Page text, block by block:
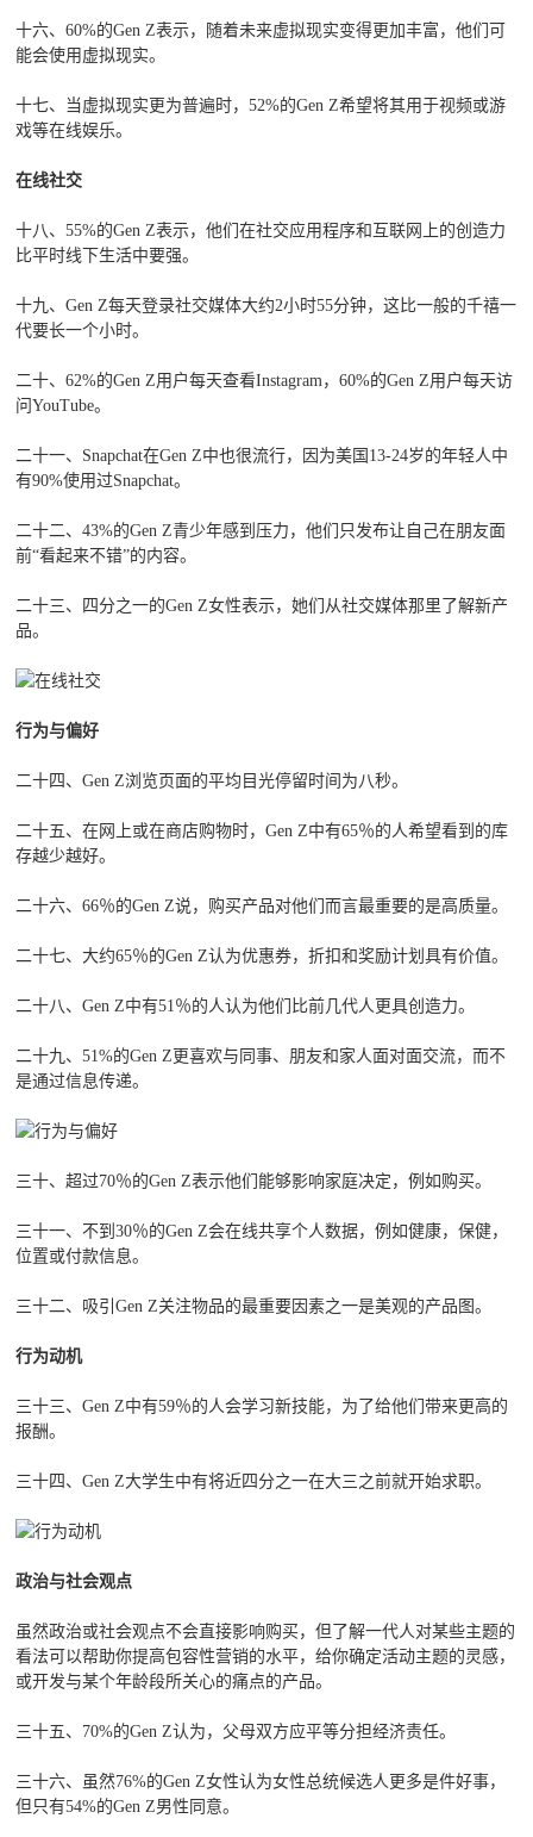
十六、60%的Gen Z表示，随着未来虚拟现实变得更加丰富，他们可
能会使用虚拟现实。
十七、当虚拟现实更为普遍时，52%的Gen Z希望将其用于视频或游
戏等在线娱乐。
在线社交
十八、55%的Gen Z表示，他们在社交应用程序和互联网上的创造力
比平时线下生活中要强。
十九、Gen Z每天登录社交媒体大约2小时55分钟，这比一般的千禧一
代要长一个小时。
二十、62%的Gen Z用户每天查看Instagram，60%的Gen Z用户每天访
问YouTube。
二十一、Snapchat在Gen Z中也很流行，因为美国13-24岁的年轻人中
有90%使用过Snapchat。
二十二、43%的Gen Z青少年感到压力，他们只发布让自己在朋友面
前“看起来不错”的内容。
二十三、四分之一的Gen Z女性表示，她们从社交媒体那里了解新产
品。
行为与偏好
二十四、Gen Z浏览页面的平均目光停留时间为八秒。
二十五、在网上或在商店购物时，Gen Z中有65％的人希望看到的库
存越少越好。
二十六、66％的Gen Z说，购买产品对他们而言最重要的是高质量。
二十七、大约65％的Gen Z认为优惠券，折扣和奖励计划具有价值。
二十八、Gen Z中有51％的人认为他们比前几代人更具创造力。
二十九、51%的Gen Z更喜欢与同事、朋友和家人面对面交流，而不
是通过信息传递。
三十、超过70％的Gen Z表示他们能够影响家庭决定，例如购买。
三十一、不到30％的Gen Z会在线共享个人数据，例如健康，保健，
位置或付款信息。
三十二、吸引Gen Z关注物品的最重要因素之一是美观的产品图。
行为动机
三十三、Gen Z中有59％的人会学习新技能，为了给他们带来更高的
报酬。
三十四、Gen Z大学生中有将近四分之一在大三之前就开始求职。
政治与社会观点
虽然政治或社会观点不会直接影响购买，但了解一代人对某些主题的
看法可以帮助你提高包容性营销的水平，给你确定活动主题的灵感，
或开发与某个年龄段所关心的痛点的产品。
三十五、70%的Gen Z认为，父母双方应平等分担经济责任。
三十六、虽然76%的Gen Z女性认为女性总统候选人更多是件好事，
但只有54%的Gen Z男性同意。